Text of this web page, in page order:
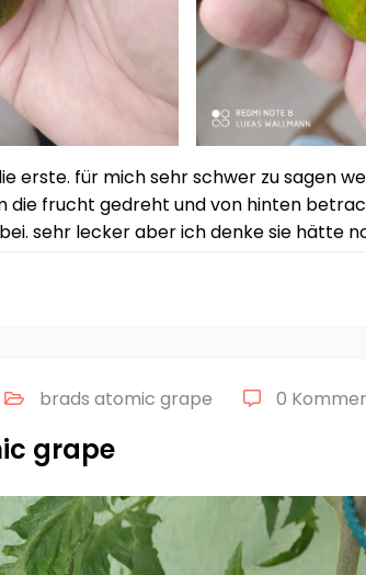
erste. für mich sehr schwer zu sagen
die frucht gedreht und von hinten
sehr lecker aber ich denke sie hätte
brads atomic grape 0
grape